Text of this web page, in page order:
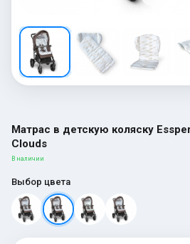
Матрас в детскую коляску
Clouds
В наличии
Выбор цвета